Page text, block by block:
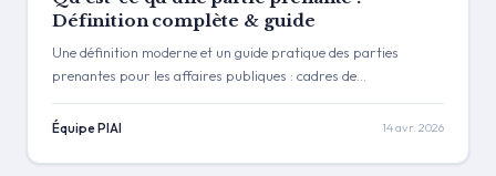
Définition complète & guide
Une définition moderne et un guide pratique des parties
prenantes pour les affaires publiques : cadres de
classification, cartographie, gestion, et pourquoi l'intelligence
des parties prenantes nativement IA remplace les feuilles de
Équipe PIAI 14 avr. 2026